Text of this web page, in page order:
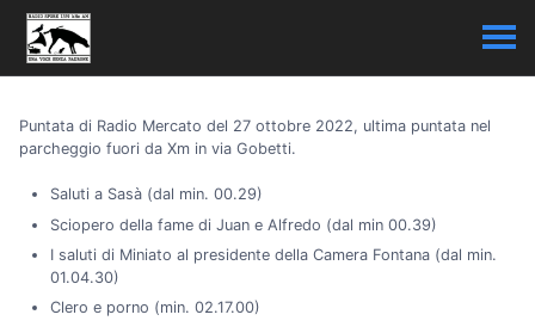
Puntata di Radio Mercato del 27 ottobre 2022, ultima puntata nel
parcheggio fuori da Xm in via Gobetti.
Saluti a Sasà (dal min. 00.29)
Sciopero della fame di Juan e Alfredo (dal min 00.39)
I saluti di Miniato al presidente della Camera Fontana (dal min.
01.04.30)
Clero e porno (min. 02.17.00)